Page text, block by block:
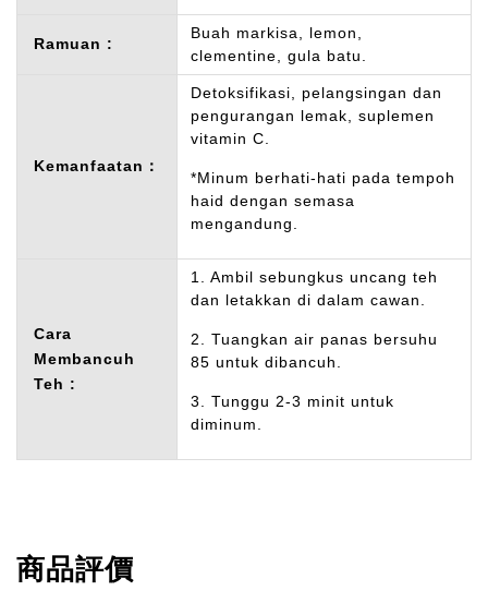
Ramuan :
Buah markisa, lemon,
clementine, gula batu.
Kemanfaatan：
Detoksifikasi, pelangsingan dan
pengurangan lemak, suplemen
vitamin C.
*Minum berhati-hati pada tempoh
haid dengan semasa
mengandung.
Cara
Membancuh
Teh :
1. Ambil sebungkus uncang teh
dan letakkan di dalam cawan.
2. Tuangkan air panas bersuhu
85 untuk dibancuh.
3. Tunggu 2-3 minit untuk
diminum.
商品評價